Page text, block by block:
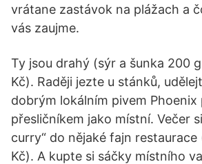
vrátane zastávok na plážach a
vás zaujme.
Ty jsou drahý (sýr a šunka 200
Kč). Raději jezte u stánků,
dobrým lokálním pivem Phoenix
přesličníkem jako místní. Večer
curry“ do nějaké fajn restaurace
Kč). A kupte si sáčky místního